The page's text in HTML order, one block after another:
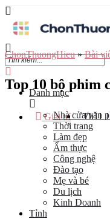
Danh mục
Nhà cửa/văn
Thời trang
Làm đẹp
Ẩm thực
Công nghệ
Đào tạo
Mẹ và bé
Du lịch
Kinh Doanh
Tỉnh
ChonThuongHieu»Bài
Top 10 bộ phim
Giải trí Th11